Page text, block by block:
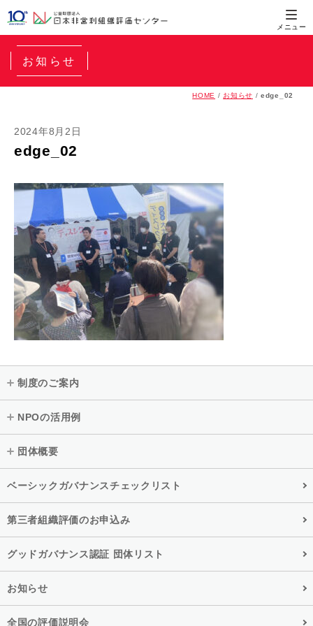
お知らせ
HOME / お知らせ /edge_02
2024年8月2日
edge_02
制度のご案内
NPOの活用例
団体概要
ベーシックガバナンスチェックリスト
第三者組織評価のお申込み
グッドガバナンス認証 団体リスト
お知らせ
全国の評価説明会